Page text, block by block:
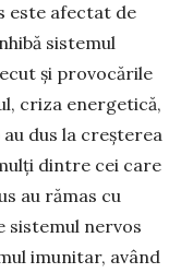
este afectat de
sistemul
și provocările
criza energe­tică,
dus la creșterea
dintre cei care
au rămas cu
sistemul nervos
imu­nitar, având